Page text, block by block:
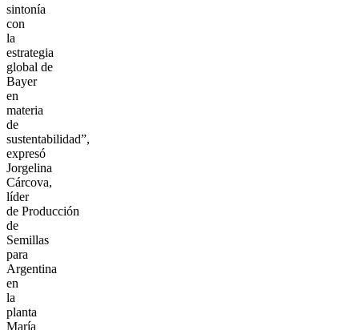
sintonía
con
la
estrategia
global de
Bayer
en
materia
de
sustentabilidad”,
expresó
Jorgelina
Cárcova,
líder
de Producción
de
Semillas
para
Argentina
en
la
planta
María